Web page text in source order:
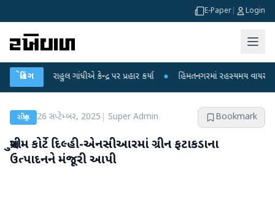
E-Paper Login
બ્રેકિંગ
પર રાહુલ ગાંધીએ કેન્દ્ર પર પ્રહાર કર્યા ● હિંમતનગરમાં રહસ્યમય વાયરસ કે
રાષ્ટ્રીય 26 સપ્ટેમ્બર, 2025 Super Admin Bookmark
સુપ્રીમ કોર્ટે દિલ્હી-એનસીઆરમાં ગ્રીન ફટાકડાના
ઉત્પાદનને મંજૂરી આપી